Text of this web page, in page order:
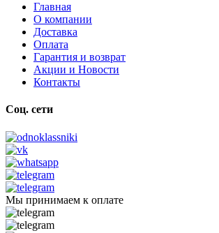
Главная
О компании
Доставка
Оплата
Гарантия и возврат
Акции и Новости
Контакты
Соц. сети
Мы принимаем к оплате